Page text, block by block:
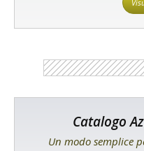
Catalogo
Un modo semplice